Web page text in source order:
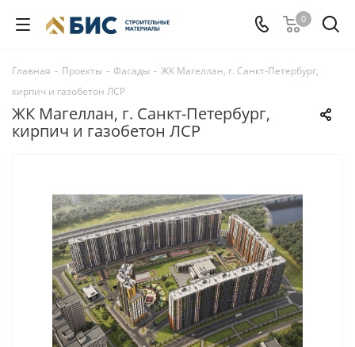
0
Главная - Проекты - Фасады - ЖК Магеллан, г. Санкт-Петербург,
кирпич и газобетон ЛСР
ЖК Магеллан, г. Санкт-Петербург,
кирпич и газобетон ЛСР